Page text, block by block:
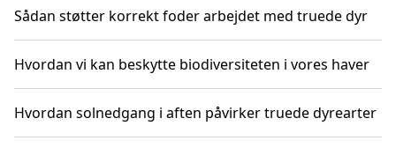
Sådan støtter korrekt foder arbejdet med truede dyr
Hvordan vi kan beskytte biodiversiteten i vores haver
Hvordan solnedgang i aften påvirker truede dyrearter